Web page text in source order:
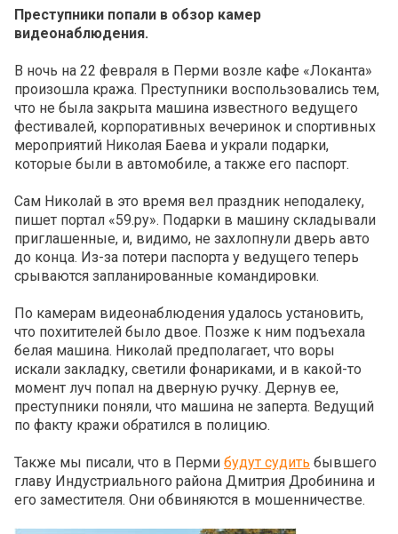
Преступники попали в обзор камер
видеонаблюдения.
В ночь на 22 февраля в Перми возле кафе «Локанта»
произошла кража. Преступники воспользовались тем,
что не была закрыта машина известного ведущего
фестивалей, корпоративных вечеринок и спортивных
мероприятий Николая Баева и украли подарки,
которые были в автомобиле, а также его паспорт.
Сам Николай в это время вел праздник неподалеку,
пишет портал «59.ру». Подарки в машину складывали
приглашенные, и, видимо, не захлопнули дверь авто
до конца. Из-за потери паспорта у ведущего теперь
срываются запланированные командировки.
По камерам видеонаблюдения удалось установить,
что похитителей было двое. Позже к ним подъехала
белая машина. Николай предполагает, что воры
искали закладку, светили фонариками, и в какой-то
момент луч попал на дверную ручку. Дернув ее,
преступники поняли, что машина не заперта. Ведущий
по факту кражи обратился в полицию.
Также мы писали, что в Перми будут судить бывшего
главу Индустриального района Дмитрия Дробинина и
его заместителя. Они обвиняются в мошенничестве.